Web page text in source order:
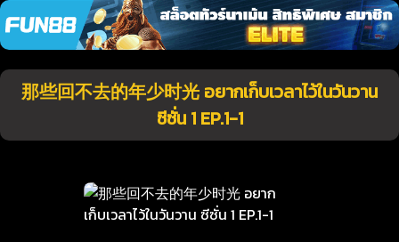
那些回不去的年少时光 อยากเก็บเวลาไว้ในวันวาน
ซีซั่น 1 EP.1-1